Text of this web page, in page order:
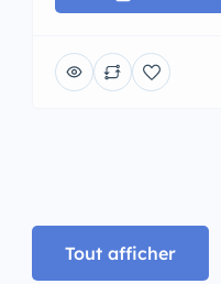
Tout afficher